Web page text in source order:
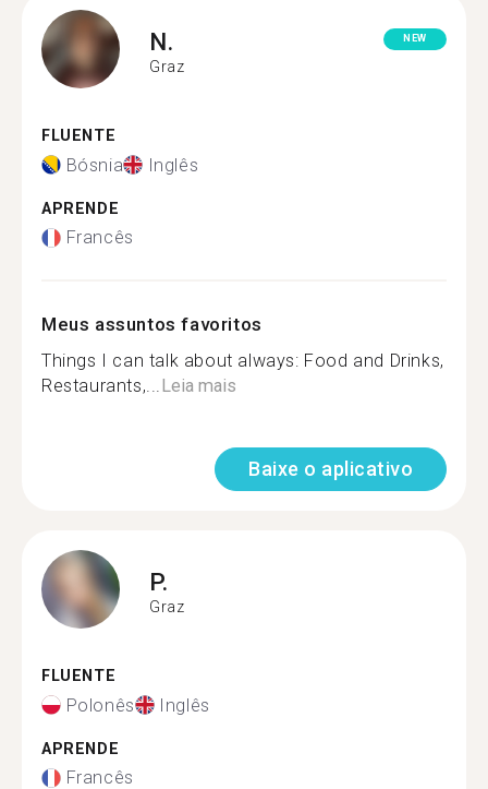
N.
Graz
NEW
FLUENTE
Bósnia Inglês
APRENDE
Francês
Meus assuntos favoritos
Things I can talk about always: Food and Drinks,
Restaurants,...Leia mais
Baixe o aplicativo
P.
Graz
FLUENTE
Polonês Inglês
APRENDE
Francês